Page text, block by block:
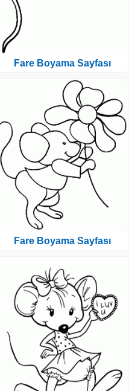
Fare Boyama Sayfası
Fare Boyama Sayfası